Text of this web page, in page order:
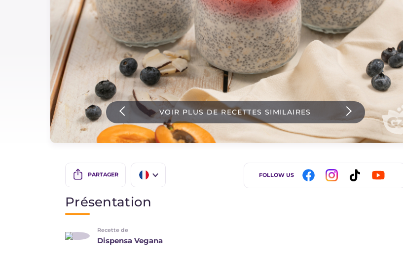
Dernieres recettes
Instagram
YouTube
VOIR PLUS DE RECETTES SIMILAIRES
PARTAGER FOLLOW US
Présentation
Recette de
Dispensa Vegana